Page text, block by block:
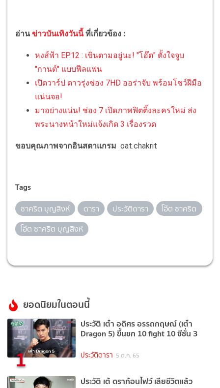
อ่านข่าวบันเทิงวันนี้ ที่เกี่ยวข้อง :
หงส์ฟ้า EP.12 : เขินตามอยู่นะ! "โอ๊ต" ตั้งใจจูบ
"กานต์" แบบฟีลแฟน
เปิดวาร์ป ดาวรุ่งช่อง 7HD ออร่าจับ พร้อมโชว์ฝีมือ
แน่นจอ!
มาอย่างแน่น! ช่อง 7 เปิดภาพฟิตติ้งละครใหม่ ส่ง
พระนางหน้าใหม่แจ้งเกิด 3 เรื่องรวด
ขอบคุณภาพจากอินสตาแกรม oat.chakrit
Tags
ชาคริต บุญสิงห์ ดารา ประวัติดารา
โอ๊ต ชาคริต
โอ๊ต ชาคริต บุญสิงห์
ยอดนิยมในตอนนี้
1
ประวัติ เต๋า อดิศร อรรถกฤษณ์ (เต๋า
Dragon 5) ขึ้นชก 10 fight 10 ซีซั่น 3
ประวัติดารา 5 ต.ค. 65
ประวัติ เต้ ดราก้อนไฟว์ เสียชีวิตแล้ว